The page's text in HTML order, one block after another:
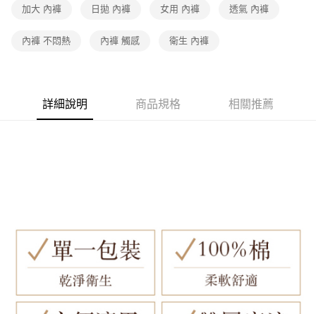
加大 內褲 日拋 內褲 女用 內褲 透氣 內褲
內褲 不悶熱 內褲 觸感 衛生 內褲
詳細說明 商品規格 相關推薦